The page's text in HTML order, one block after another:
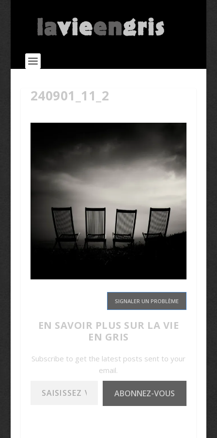
240901_11_2
SIGNALER UN PROBLÈME
EN SAVOIR PLUS SUR LA VIE
EN GRIS
Subscribe to get the latest posts sent to your
email.
ABONNEZ-VOUS